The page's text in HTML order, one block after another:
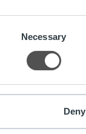
Necessary
Deny